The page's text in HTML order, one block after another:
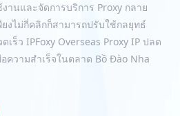
านและจัดการบริการ Proxy กลาย
ยงไม่กี่คลิกก็สามารถปรับใช้กลยุทธ์
เร็ว IPFoxy Overseas Proxy IP ปลด
ความสำเร็จในตลาด Bồ Đào Nha